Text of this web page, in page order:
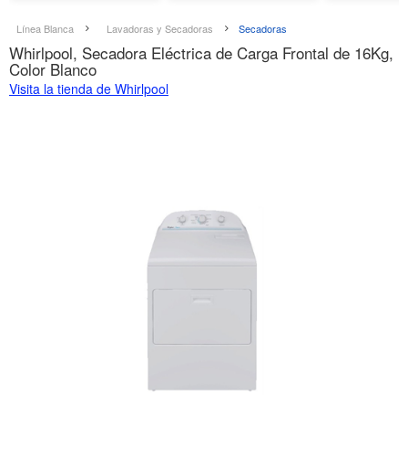
Línea Blanca Lavadoras y Secadoras Secadoras
Whirlpool, Secadora Eléctrica de Carga Frontal de 16Kg,
Color Blanco
Visita la tienda de Whirlpool